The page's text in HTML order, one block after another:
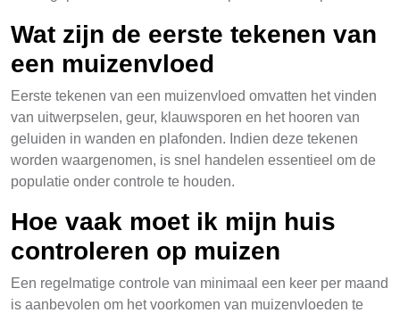
Wat zijn de eerste tekenen van
een muizenvloed
Eerste tekenen van een muizenvloed omvatten het vinden
van uitwerpselen, geur, klauwsporen en het hooren van
geluiden in wanden en plafonden. Indien deze tekenen
worden waargenomen, is snel handelen essentieel om de
populatie onder controle te houden.
Hoe vaak moet ik mijn huis
controleren op muizen
Een regelmatige controle van minimaal een keer per maand
is aanbevolen om het voorkomen van muizenvloeden te